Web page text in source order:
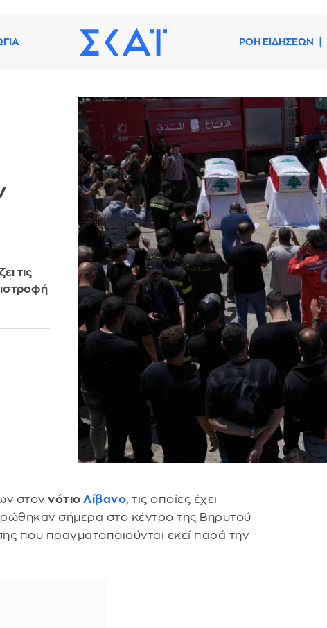
ΡΟΗ ΕΙΔΗΣΕΩΝ
τις
στοννότιοΛίβανο, τις οποίες έχει
σήμερα στο κέντρο της Βηρυτού
που πραγματοποιούνται εκεί παρά την